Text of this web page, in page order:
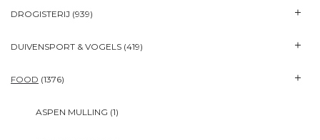
DROGISTERIJ (939)
DUIVENSPORT & VOGELS (419)
FOOD (1376)
ASPEN MULLING (1)